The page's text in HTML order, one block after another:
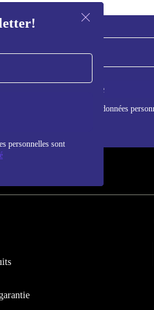
personnelles sont
S'inscrire
sur l'utilisation des données